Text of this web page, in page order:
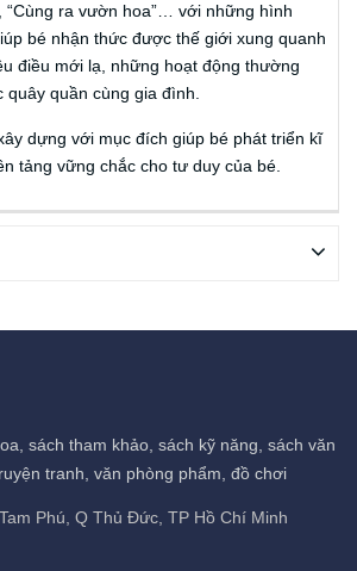
“Cùng ra vườn hoa”… với những hình
bé nhận thức được thế giới xung quanh
điều mới lạ, những hoạt động thường
quần cùng gia đình.
dựng với mục đích giúp bé phát triển kĩ
tảng vững chắc cho tư duy của bé.
sách tham khảo, sách kỹ năng, sách văn
tranh, văn phòng phẩm, đồ chơi
Phú, Q Thủ Đức, TP Hồ Chí Minh